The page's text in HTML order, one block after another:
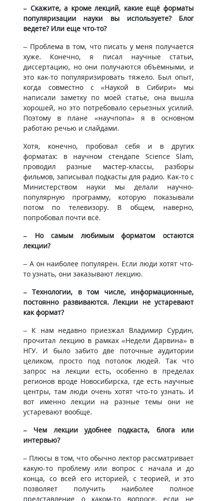
– Скажите, а кроме лекций, какие ещё форматы
популяризации науки вы используете? Блог
ведете? Или еще что-то?
– Проблема в том, что писать у меня получается
хуже. Конечно, я писал научные статьи,
диссертацию, но они получаются объёмными, и
это как-то популяризировать тяжело. Был опыт,
когда совместно с «Наукой в Сибири» мы
написали заметку по моей статье, она вышла
хорошей, но это потребовало серьезных усилий.
Поэтому в плане «научпопа» я в основном
работаю речью и слайдами.
Хотя, конечно, пробовал себя и в других
форматах: в научном стендапе Science Slam,
проводил разные мастер-классы, разборы
фильмов, записывал подкасты для радио. Как-то с
Министерством науки мы делали научно-
популярную программу, которую показывали
потом по телевизору. В общем, наверно,
попробовал почти всё.
– Но самым любимым форматом остаются
лекции?
– А он наиболее популярен. Если люди хотят что-
то узнать, они заказывают лекцию.
– Технологии, в том числе, информационные,
постоянно развиваются. Лекции не устаревают
как формат?
– К нам недавно приезжал Владимир Сурдин,
прочитал лекцию в рамках «Недели Дарвина» в
НГУ. И было забито две поточные аудитории
целиком, просто под потолок людей. Так что
запрос на лекции есть, особенно в пределах
регионов вроде Новосибирска, где есть научные
центры, там люди очень хотят что-то узнать. И
вот именно лекции на разные темы они не
устаревают вообще.
– Чем лекции удобнее подкаста, блога или
интервью?
– Плюсы в том, что обычно лектор рассматривает
какую-то проблему или вопрос с начала и до
конца, со всей его историей, с теорией, и это
позволяет получить наиболее полное
представление о каком-то вопросе, если не